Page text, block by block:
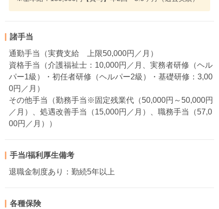
諸手当
通勤手当（実費支給 上限50,000円／月）
資格手当（介護福祉士：10,000円／月、実務者研修（ヘル
パー1級）・初任者研修（ヘルパー2級）・基礎研修：3,00
0円／月）
その他手当（勤務手当※固定残業代（50,000円～50,000円
／月）、処遇改善手当（15,000円／月）、職務手当（57,0
00円／月））
手当/福利厚生備考
退職金制度あり：勤続5年以上
各種保険